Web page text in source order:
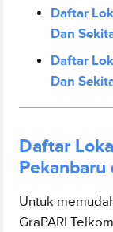
Daftar
Dan
Daftar
Dan
Daftar
Pekanbaru
Untuk
GraPARI